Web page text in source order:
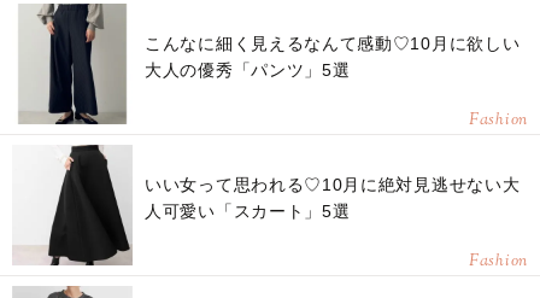
こんなに細く見えるなんて感動♡10月に欲しい
大人の優秀「パンツ」5選
Fashion
いい女って思われる♡10月に絶対見逃せない大
人可愛い「スカート」5選
Fashion